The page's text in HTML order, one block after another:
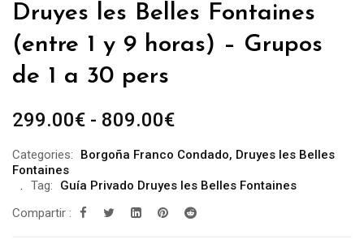
Druyes les Belles Fontaines
(entre 1 y 9 horas) – Grupos
de 1 a 30 pers
299.00€ - 809.00€Rango
precios:
desde
299.00€
Categories: Borgoña Franco Condado, Druyes les Belles
Fontaines
Tag:
Guía Privado Druyes les Belles Fontaines
Compartir :